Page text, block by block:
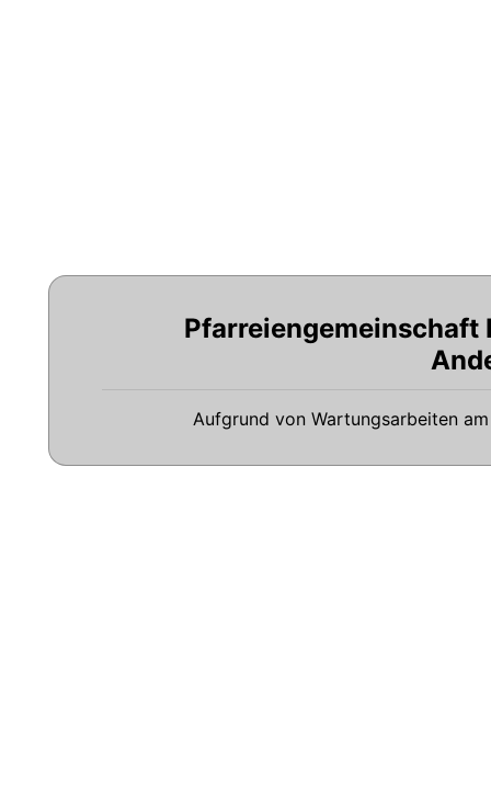
Pfarreiengemeinschaft
Aufgrund von Wartungsarbeiten